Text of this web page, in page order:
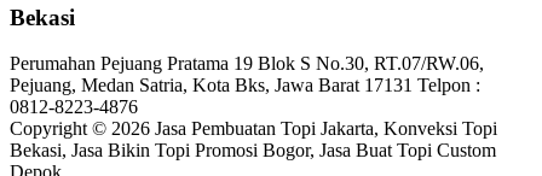
Bekasi
Perumahan Pejuang Pratama 19 Blok S No.30, RT.07/RW.06,
Pejuang, Medan Satria, Kota Bks, Jawa Barat 17131 Telpon :
0812-8223-4876
Copyright © 2026 Jasa Pembuatan Topi Jakarta, Konveksi Topi
Bekasi, Jasa Bikin Topi Promosi Bogor, Jasa Buat Topi Custom